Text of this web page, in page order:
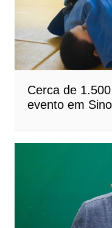
Cerca de
evento em